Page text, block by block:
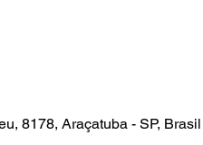
8178, Araçatuba - SP, Brasil